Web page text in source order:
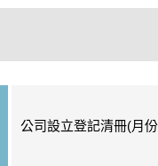
公司設立登記清冊(月